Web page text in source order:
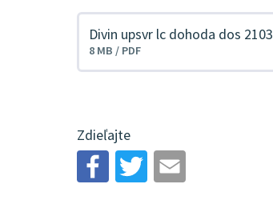
Stiahnuť
Divin upsvr lc dohoda dos
8 MB / PDF
Zdieľajte